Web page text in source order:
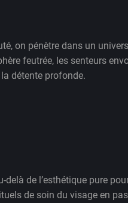
on pénètre dans un
feutrée, les senteurs
détente profonde.
de l’esthétique pure
de soin du visage en